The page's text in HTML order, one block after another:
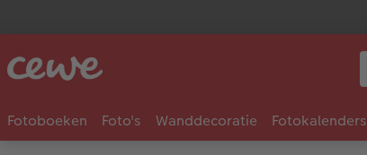
Fotoboeken Foto's Wanddecoratie Fotokalenders